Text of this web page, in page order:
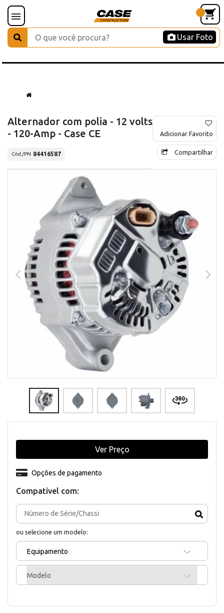
Usar Foto
Alternador com polia - 12 volts
- 120-Amp - Case CE
Cód./PN 84416587
Adicionar Favorito
Compartilhar
Compativel com:
ou selecione um modelo:
Equipamento
Modelo
Opções de pagamento
Ver Preço